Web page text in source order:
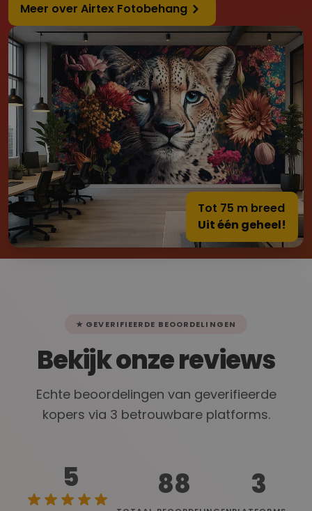
Meer over Airtex Fotobehang
Tot 75 m breed
Uit één geheel!
★ GEVERIFIEERDE BEOORDELINGEN
Bekijk onze reviews
Echte beoordelingen van geverifieerde
kopers via 3 betrouwbare platforms.
5 88 3